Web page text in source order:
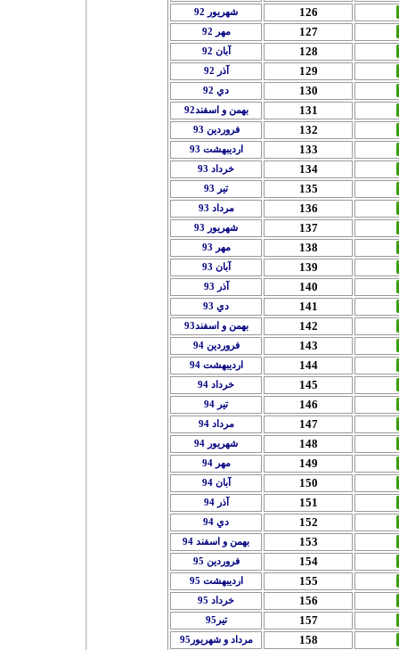
شهريور 92 126
مهر 92 127
آبان 92 128
آذر 92 129
دي 92 130
بهمن و اسفند92 131
فروردين 93 132
ارديبهشت 93 133
خرداد 93 134
تير 93 135
مرداد 93 136
شهريور 93 137
مهر 93 138
آبان 93 139
آذر 93 140
دي 93 141
بهمن و اسفند93 142
فروردين 94 143
ارديبهشت 94 144
خرداد 94 145
تير 94 146
مرداد 94 147
شهريور 94 148
مهر 94 149
آبان 94 150
آذر 94 151
دي 94 152
بهمن و اسفند 94 153
فروردين 95 154
ارديبهشت 95 155
خرداد 95 156
تير95 157
مرداد و شهريور95 158